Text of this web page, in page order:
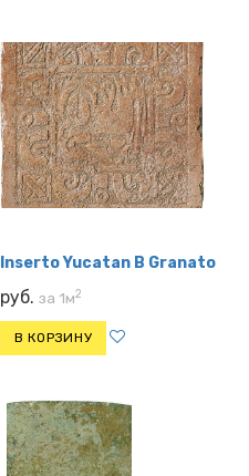
Inserto Yucatan B Granato
руб. за 1м2
В КОРЗИНУ